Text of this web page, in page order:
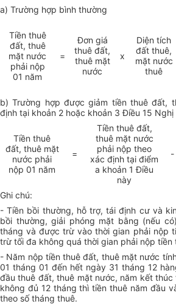
a) Trường hợp bình thường
Tiền thuê
đất, thuê
mặt nước
phải nộp
01 năm
=
Đơn giá
thuê đất,
thuê mặt
nước
x
Diện tích
đất thuê,
mặt nước
thuê
b) Trường hợp được giảm tiền thuê đất,
định tại khoản 2 hoặc khoản 3 Điều 15 Nghị
Tiền thuê
đất, thuê mặt
nước phải
nộp 01 năm
=
Tiền thuê đất,
thuê mặt nước
phải nộp theo
xác định tại điểm
a khoản 1 Điều
này
-
Ghi chú:
- Tiền bồi thường, hỗ trợ, tái định cư và
bồi thường, giải phóng mặt bằng (nếu
tháng và được trừ vào thời gian phải nộp
trừ tối đa không quá thời gian phải nộp tiền
- Năm nộp tiền thuê đất, thuê mặt nước
01 tháng 01 đến hết ngày 31 tháng 12
đầu thuê đất, thuê mặt nước, năm kết
không đủ 12 tháng thì tiền thuê năm đầu
theo số tháng thuê.